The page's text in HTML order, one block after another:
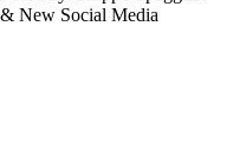
New Social Media